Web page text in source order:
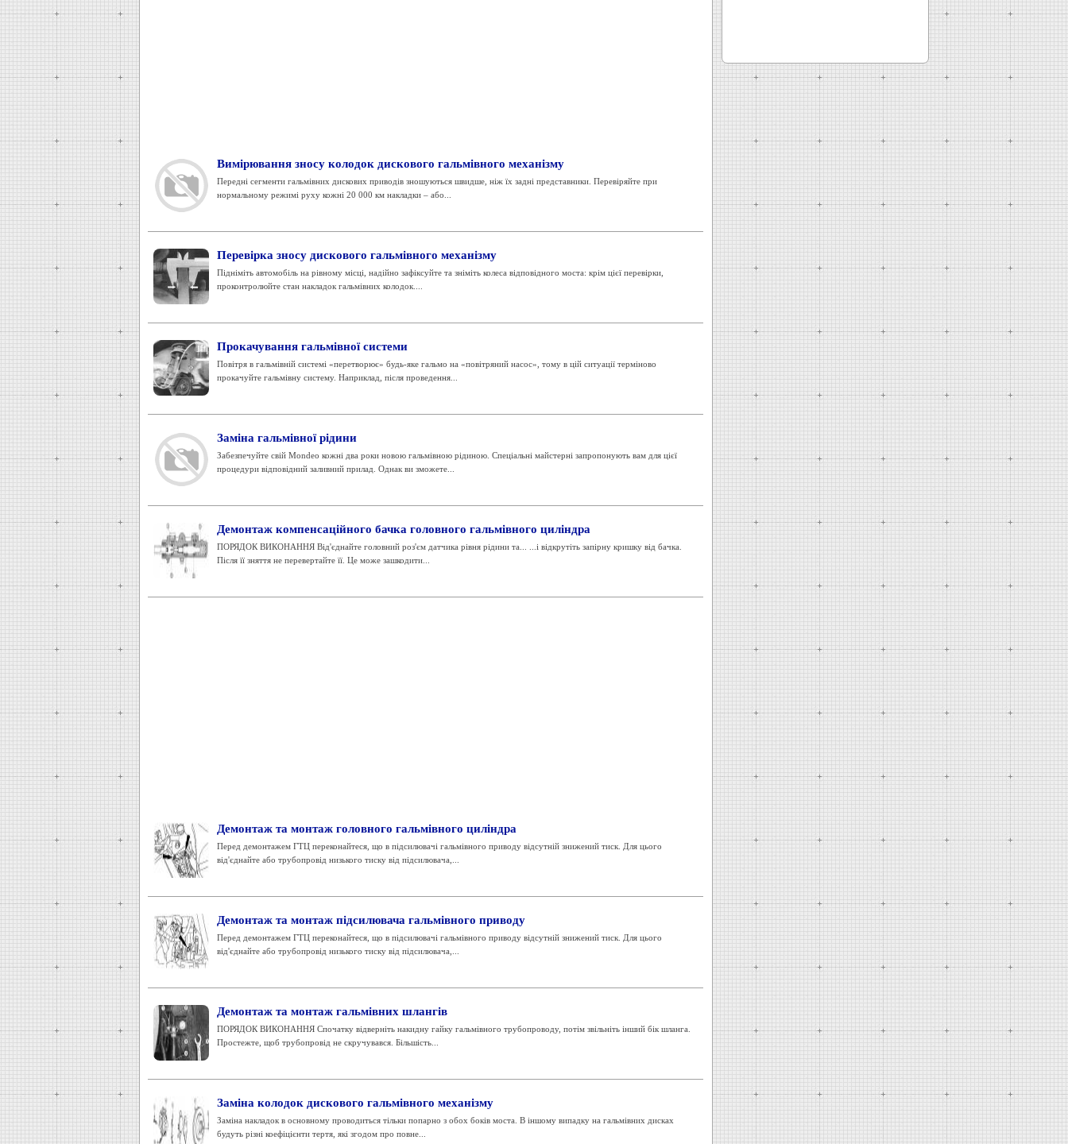
Вимірювання зносу колодок дискового гальмівного механізму
Передні сегменти гальмівних дискових приводів зношуються швидше, ніж їх задні представники. Перевіряйте при
нормальному режимі руху кожні 20 000 км накладки – або...
Перевірка зносу дискового гальмівного механізму
Підніміть автомобіль на рівному місці, надійно зафіксуйте та зніміть колеса відповідного моста: крім цієї перевірки,
проконтролюйте стан накладок гальмівних колодок....
Прокачування гальмівної системи
Повітря в гальмівній системі «перетворює» будь-яке гальмо на «повітряний насос», тому в цій ситуації терміново
прокачуйте гальмівну систему. Наприклад, після проведення...
Заміна гальмівної рідини
Забезпечуйте свій Mondeo кожні два роки новою гальмівною рідиною. Спеціальні майстерні запропонують вам для цієї
процедури відповідний заливний прилад. Однак ви зможете...
Демонтаж компенсаційного бачка головного гальмівного циліндра
ПОРЯДОК ВИКОНАННЯ Від'єднайте головний роз'єм датчика рівня рідини та... ...і відкрутіть запірну кришку від бачка.
Після її зняття не перевертайте її. Це може зашкодити...
Демонтаж та монтаж головного гальмівного циліндра
Перед демонтажем ГТЦ переконайтеся, що в підсилювачі гальмівного приводу відсутній знижений тиск. Для цього
від'єднайте або трубопровід низького тиску від підсилювача,...
Демонтаж та монтаж підсилювача гальмівного приводу
Перед демонтажем ГТЦ переконайтеся, що в підсилювачі гальмівного приводу відсутній знижений тиск. Для цього
від'єднайте або трубопровід низького тиску від підсилювача,...
Демонтаж та монтаж гальмівних шлангів
ПОРЯДОК ВИКОНАННЯ Спочатку відверніть накидну гайку гальмівного трубопроводу, потім звільніть інший бік шланга.
Простежте, щоб трубопровід не скручувався. Більшість...
Заміна колодок дискового гальмівного механізму
Заміна накладок в основному проводиться тільки попарно з обох боків моста. В іншому випадку на гальмівних дисках
будуть різні коефіцієнти тертя, які згодом про повне...